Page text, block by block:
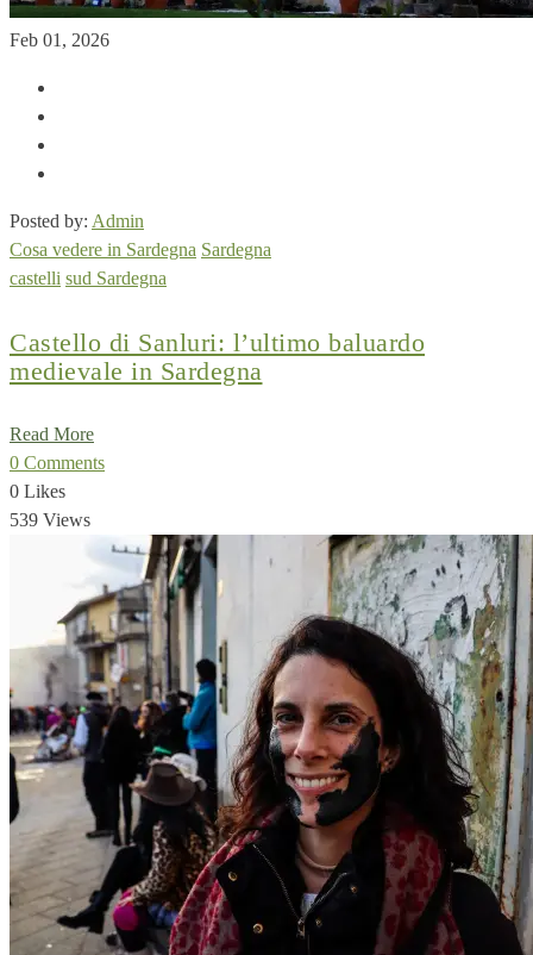
Feb 01, 2026
Posted by: Admin
Cosa vedere in Sardegna Sardegna
castelli sud Sardegna
Castello di Sanluri: l’ultimo baluardo
medievale in Sardegna
Read More
0 Comments
0 Likes
539 Views